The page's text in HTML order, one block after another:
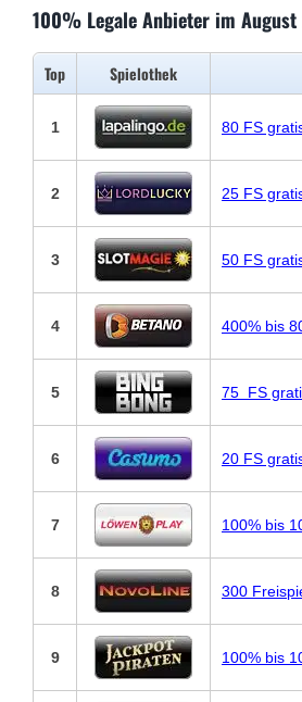
100% Legale Anbieter im
Top Spielothek
1 80 FS
2 25 FS
3 50 FS
4 400% bis
5 75 FS
6 20 FS
7 100% bis
8 300
9 100% bis